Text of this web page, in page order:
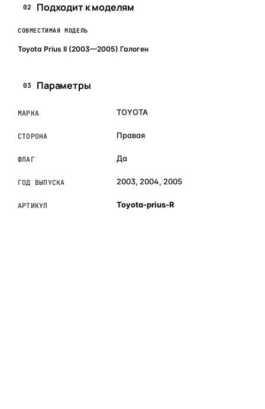
02 Подходит к моделям
СОВМЕСТИМАЯ МОДЕЛЬ
Toyota Prius II (2003—2005) Галоген
03 Параметры
МАРКА TOYOTA
СТОРОНА Правая
ФЛАГ Да
ГОД ВЫПУСКА 2003, 2004, 2005
АРТИКУЛ Toyota-prius-R